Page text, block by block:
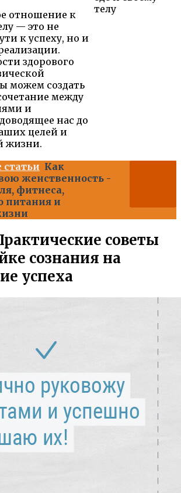
отношение к
— это не
к успеху, но и
здорового
можем создать
между
и
нас до
целей и
жизни.
Как
женственность -
фитнеса,
питания и
советы
сознания на
успеха